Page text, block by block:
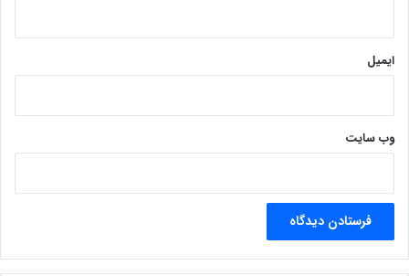
ایمیل
وب‌ سایت